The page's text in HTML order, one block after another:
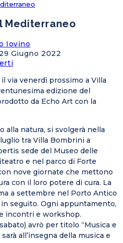
Mediterraneo
Iovino
29 Giugno 2022
il via venerdì prossimo a Villa
edizione del
da Echo Art con la
alla natura, si svolgerà nella
tra Villa Bombrini a
sede del Museo delle
e nel parco di Forte
nove giornate che mettono
con il loro potere di cura. La
a settembre nel Porto Antico
seguito. Ogni appuntamento,
incontri e workshop.
avrò per titolo “Musica e
all’insegna della musica e